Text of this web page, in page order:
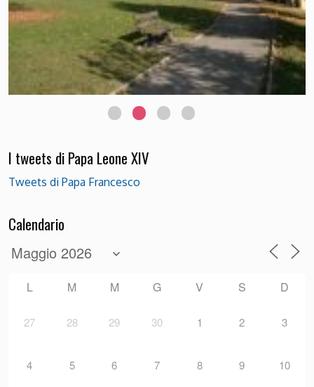
I tweets di Papa Leone XIV
Tweets di Papa Francesco
Calendario
L M M G V S D
27 28 29 30 1 2 3
4 5 6 7 8 9 10